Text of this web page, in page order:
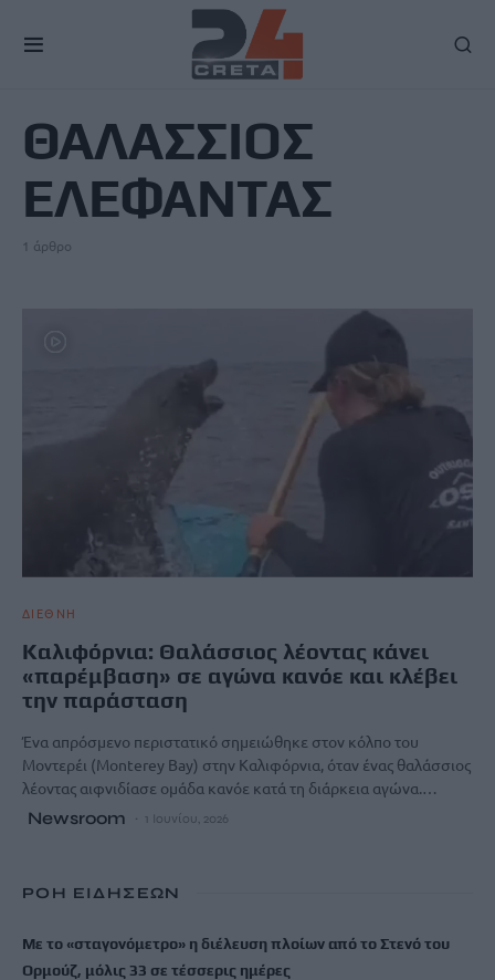
ΘΑΛΑΣΣΙΟΣ
ΕΛΕΦΑΝΤΑΣ
1 άρθρο
ΔΙΕΘΝΗ
Καλιφόρνια: Θαλάσσιος λέοντας κάνει
«παρέμβαση» σε αγώνα κανόε και κλέβει
την παράσταση
Ένα απρόσμενο περιστατικό σημειώθηκε στον κόλπο του
Μοντερέι (Monterey Bay) στην Καλιφόρνια, όταν ένας θαλάσσιος
λέοντας αιφνιδίασε ομάδα κανόε κατά τη διάρκεια αγώνα.…
Newsroom 1 Ιουνίου, 2026
ΡΟΗ ΕΙΔΗΣΕΩΝ
Με το «σταγονόμετρο» η διέλευση πλοίων από το Στενό του
Ορμούζ, μόλις 33 σε τέσσερις ημέρες